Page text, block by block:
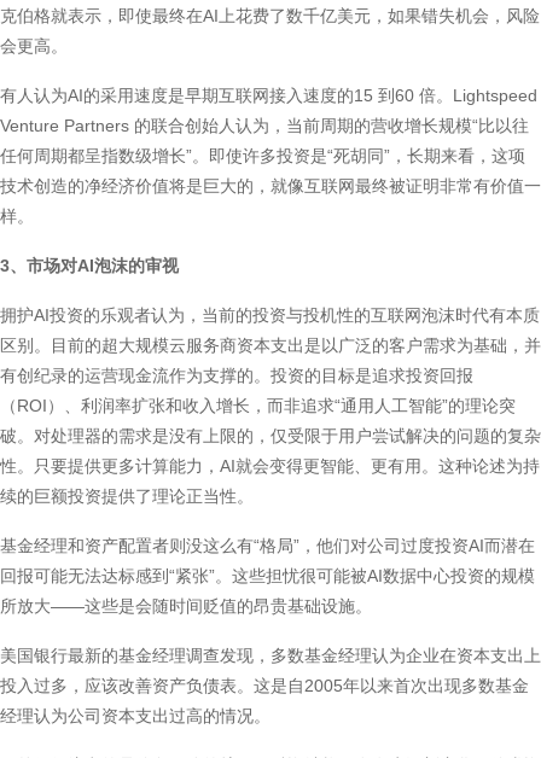
克伯格就表示，即使最终在AI上花费了数千亿美元，如果错失机会，风险
会更高。
有人认为AI的采用速度是早期互联网接入速度的15 到60 倍。Lightspeed
Venture Partners 的联合创始人认为，当前周期的营收增长规模“比以往
任何周期都呈指数级增长”。即使许多投资是“死胡同”，长期来看，这项
技术创造的净经济价值将是巨大的，就像互联网最终被证明非常有价值一
样。
3、市场对AI泡沫的审视
拥护AI投资的乐观者认为，当前的投资与投机性的互联网泡沫时代有本质
区别。目前的超大规模云服务商资本支出是以广泛的客户需求为基础，并
有创纪录的运营现金流作为支撑的。投资的目标是追求投资回报
（ROI）、利润率扩张和收入增长，而非追求“通用人工智能”的理论突
破。对处理器的需求是没有上限的，仅受限于用户尝试解决的问题的复杂
性。只要提供更多计算能力，AI就会变得更智能、更有用。这种论述为持
续的巨额投资提供了理论正当性。
基金经理和资产配置者则没这么有“格局”，他们对公司过度投资AI而潜在
回报可能无法达标感到“紧张”。这些担忧很可能被AI数据中心投资的规模
所放大——这些是会随时间贬值的昂贵基础设施。
美国银行最新的基金经理调查发现，多数基金经理认为企业在资本支出上
投入过多，应该改善资产负债表。这是自2005年以来首次出现多数基金
经理认为公司资本支出过高的情况。